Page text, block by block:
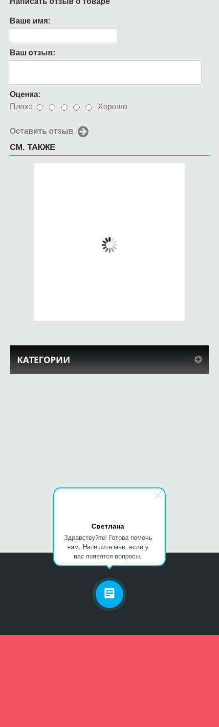
Светлана
Здравствуйте! Готова помочь
вам. Напишите мне, если у
вас появятся вопросы.
Ваше имя:
Ваш отзыв:
Оценка:
Плохо
Хорошо
Оставить отзыв
СМ. ТАКЖЕ
КАТЕГОРИИ